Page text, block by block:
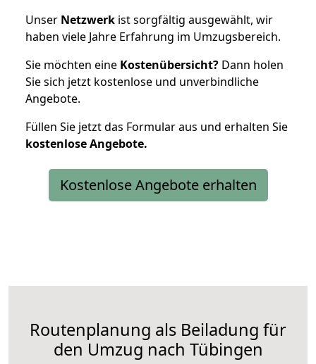
Unser Netzwerk ist sorgfältig ausgewählt, wir
haben viele Jahre Erfahrung im Umzugsbereich.
Sie möchten eine Kostenübersicht? Dann holen
Sie sich jetzt kostenlose und unverbindliche
Angebote.
Füllen Sie jetzt das Formular aus und erhalten Sie
kostenloseAngebote.
Kostenlose Angebote erhalten
Routenplanung als Beiladung für
den Umzug nach Tübingen